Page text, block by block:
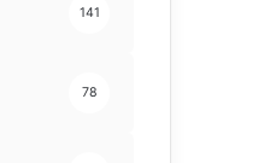
141
78